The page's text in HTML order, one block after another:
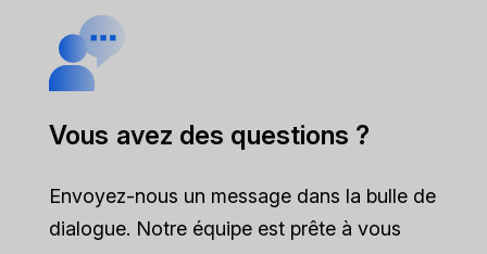
Vous avez des questions ?
Envoyez-nous un message dans la bulle de
dialogue. Notre équipe est prête à vous